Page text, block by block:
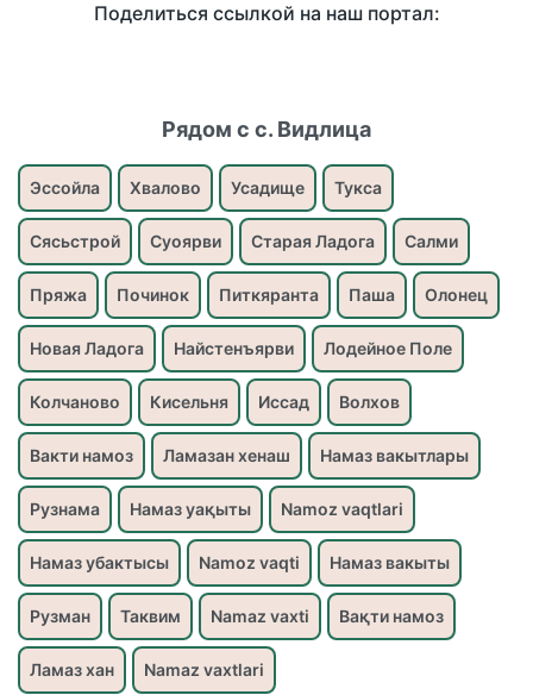
Поделиться ссылкой на наш портал:
Рядом с с. Видлица
Эссойла Хвалово Усадище Тукса
Сясьстрой Суоярви Старая Ладога Салми
Пряжа Починок Питкяранта Паша Олонец
Новая Ладога Найстенъярви Лодейное Поле
Колчаново Кисельня Иссад Волхов
Вакти намоз Ламазан хенаш Намаз вакытлары
Рузнама Намаз уақыты Namoz vaqtlari
Намаз убактысы Namoz vaqti Намаз вакыты
Рузман Таквим Namaz vaxti Вақти намоз
Ламаз хан Namaz vaxtlari